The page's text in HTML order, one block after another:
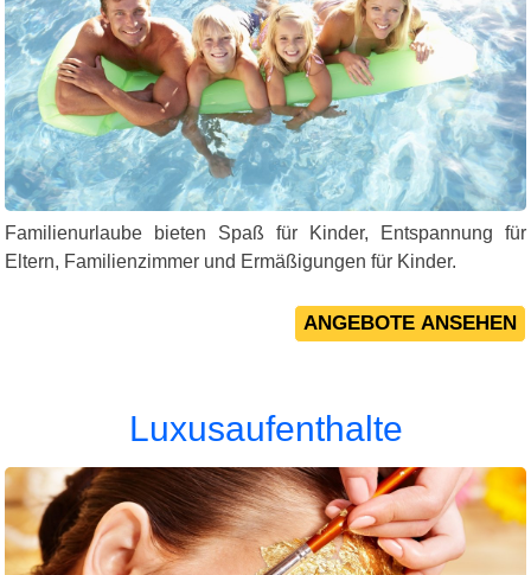
Familienurlaube bieten Spaß für Kinder, Entspannung für
Eltern, Familienzimmer und Ermäßigungen für Kinder.
Luxusaufenthalte